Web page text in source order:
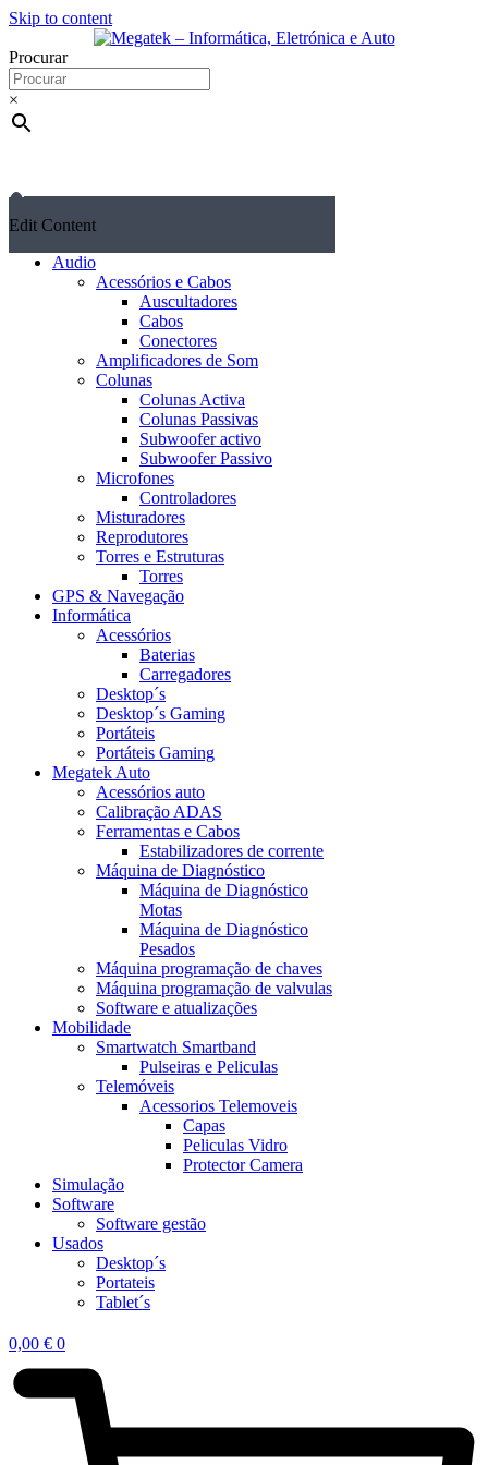
Skip to content
Procurar
×
Edit Content
Audio
Acessórios e Cabos
Auscultadores
Cabos
Conectores
Amplificadores de Som
Colunas
Colunas Activa
Colunas Passivas
Subwoofer activo
Subwoofer Passivo
Microfones
Controladores
Misturadores
Reprodutores
Torres e Estruturas
Torres
GPS & Navegação
Informática
Acessórios
Baterias
Carregadores
Desktop´s
Desktop´s Gaming
Portáteis
Portáteis Gaming
Megatek Auto
Acessórios auto
Calibração ADAS
Ferramentas e Cabos
Estabilizadores de corrente
Máquina de Diagnóstico
Máquina de Diagnóstico
Motas
Máquina de Diagnóstico
Pesados
Máquina programação de chaves
Máquina programação de valvulas
Software e atualizações
Mobilidade
Smartwatch Smartband
Pulseiras e Peliculas
Telemóveis
Acessorios Telemoveis
Capas
Peliculas Vidro
Protector Camera
Simulação
Software
Software gestão
Usados
Desktop´s
Portateis
Tablet´s
0,00 € 0